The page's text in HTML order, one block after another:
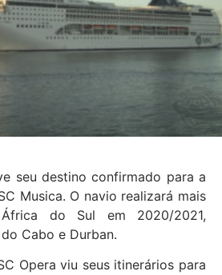
seu destino confirmado para a
Musica. O navio realizará mais
do Sul em 2020/2021,
Cabo e Durban.
Opera viu seus itinerários para